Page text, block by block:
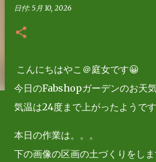
日付: 5月 10, 2026
こんにちはやこ＠庭女です😀
今日のFabshopガーデンのお天
気温は24度まで上がったようで
本日の作業は。。。
下の画像の区画の土づくりをしま